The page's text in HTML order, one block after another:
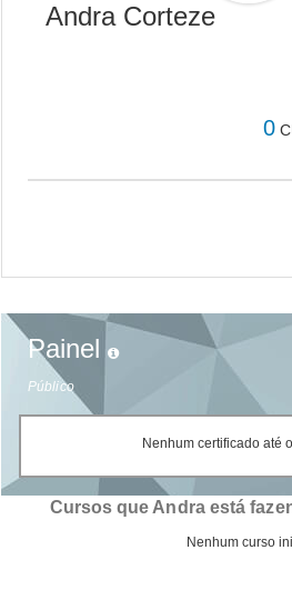
Andra Corteze
0
Painel
Público
Nenhum certificado até
Cursos que Andra está
Nenhum curso